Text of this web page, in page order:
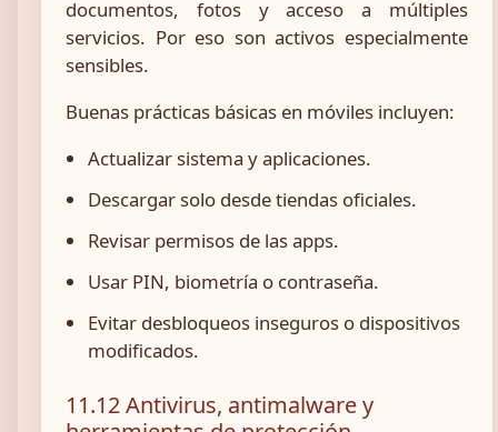
documentos, fotos y acceso a múltiples
servicios. Por eso son activos especialmente
sensibles.
Buenas prácticas básicas en móviles incluyen:
Actualizar sistema y aplicaciones.
Descargar solo desde tiendas oficiales.
Revisar permisos de las apps.
Usar PIN, biometría o contraseña.
Evitar desbloqueos inseguros o dispositivos
modificados.
11.12 Antivirus, antimalware y